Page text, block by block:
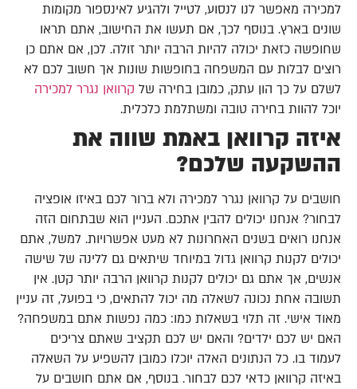
למכירה מאפשר לנו לנסוע, לטייל ולהגיע לאינספור מקומות
שונים בארץ. בנוסף לכך, אם תעשו את החישוב, אתם תראו
שחופשה כזאת יכולה להיות הרבה יותר זולה. לכן, אם אתם כן
רוצים לבלות עם המשפחה בחופשות שונות אך חשוב לכם לא
לשלם על כך הון עתק, כמובן בחירה של קרוואן נגרר למכירה
יוכל להוות בחירה טובה ומשתלמת כלכלית.
איזה קרוואן באמת שווה את
ההשקעה שלכם?
חושבים על קרוואן נגרר למכירה ולא ברור לכם באיזו אופציה
לבחור? אנחנו יכולים להבין אתכם. העניין הוא שבתחום הזה
אנחנו רואים בשנים האחרונות לא מעט אפשרויות. למשל, אתם
יכולים לקנות קרוואן גדול במיוחד שיתאים גם ללינה של שישה
אנשים, אך אתם גם יכולים לקנות קרוואן הרבה יותר קטן. אין
תשובה אחת נכונה לשאלה מה יכול להתאים, כי בפועל, זה עניין
מאוד אישי. זה תלוי בשאלות כמו: כמה נפשות אתם במשפחה?
האם יש לכם ילדים? והאם יש לכם תקציב שאתם צריכים
לעמוד בו. כל הנתונים האלה יוכלו כמובן להשפיע על השאלה
באיזה קרוואן כדאי לכם לבחור. בנוסף, אם אתם חושבים על